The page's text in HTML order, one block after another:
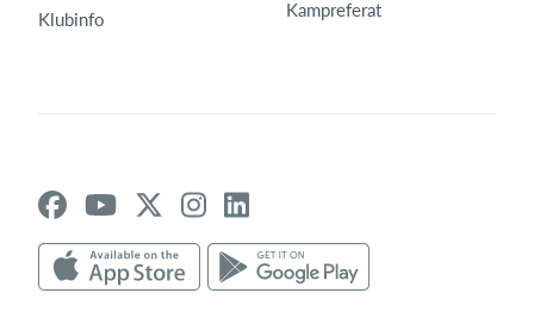
Klubinfo
Kampreferat